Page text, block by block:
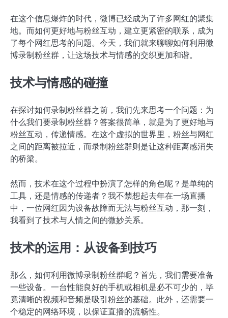
在这个信息爆炸的时代，微博已经成为了许多网红的聚集
地。而如何更好地与粉丝互动，建立更紧密的联系，成为
了每个网红思考的问题。今天，我们就来聊聊如何利用微
博录制粉丝群，让这场技术与情感的交织更加和谐。
技术与情感的碰撞
在探讨如何录制粉丝群之前，我们先来思考一个问题：为
什么我们要录制粉丝群？答案很简单，就是为了更好地与
粉丝互动，传递情感。在这个虚拟的世界里，粉丝与网红
之间的距离被拉近，而录制粉丝群则是让这种距离感消失
的桥梁。
然而，技术在这个过程中扮演了怎样的角色呢？是单纯的
工具，还是情感的传递者？我不禁想起去年在一场直播
中，一位网红因为设备故障而无法与粉丝互动，那一刻，
我看到了技术与人情之间的微妙关系。
技术的运用：从设备到技巧
那么，如何利用微博录制粉丝群呢？首先，我们需要准备
一些设备。一台性能良好的手机或相机是必不可少的，毕
竟清晰的视频和音频是吸引粉丝的基础。此外，还需要一
个稳定的网络环境，以保证直播的流畅性。